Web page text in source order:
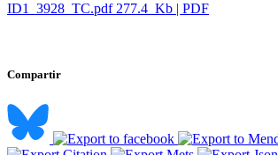
ID1_3928_TC.pdf 277.4 Kb | PDF
Compartir